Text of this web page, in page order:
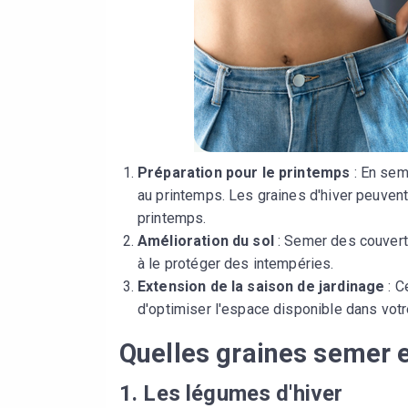
Préparation pour le printemps : En
au printemps. Les graines d'hiver
printemps.
Amélioration du sol: Semer des
à le protéger des intempéries.
Extension de la saison de jardinage :
d'optimiser l'espace disponible dans
Quelles graines semer
1. Les légumes d'hiver